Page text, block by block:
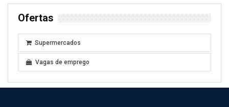
Ofertas
Supermercados
Vagas de emprego